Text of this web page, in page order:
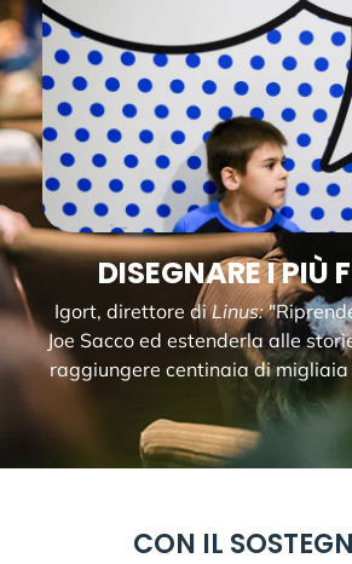
DISEGNARE I PIÙ
Igort, direttore diLinus:
Joe Sacco ed estenderla alle
raggiungere centinaia di
CON IL